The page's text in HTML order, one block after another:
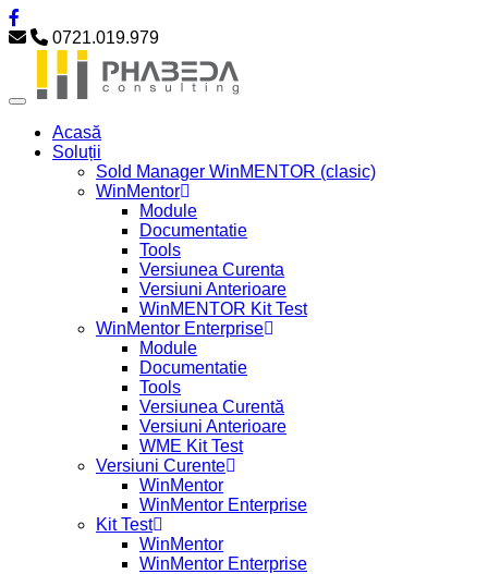
0721.019.979
Acasă
Soluții
Sold Manager WinMENTOR (clasic)
WinMentor
Module
Documentatie
Tools
Versiunea Curenta
Versiuni Anterioare
WinMENTOR Kit Test
WinMentor Enterprise
Module
Documentatie
Tools
Versiunea Curentă
Versiuni Anterioare
WME Kit Test
Versiuni Curente
WinMentor
WinMentor Enterprise
Kit Test
WinMentor
WinMentor Enterprise